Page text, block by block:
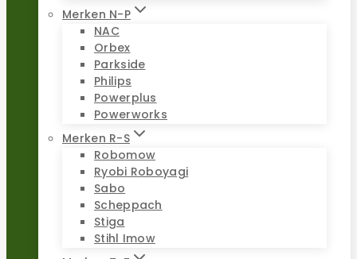
Merken N-P
NAC
Orbex
Parkside
Philips
Powerplus
Powerworks
Merken R-S
Robomow
Ryobi Roboyagi
Sabo
Scheppach
Stiga
Stihl Imow